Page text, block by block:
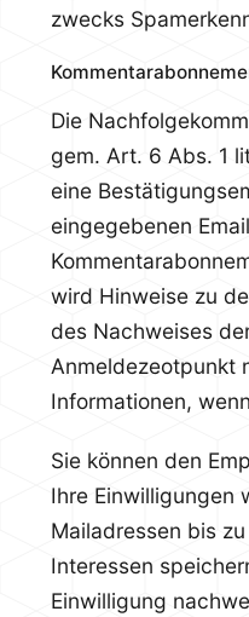
zwecks
Die
gem. Art. 6 Abs. 1
eine
eingegebenen
wird Hinweise zu
des Nachweises
Anmeldezeotpunkt
Informationen,
Sie können den
Ihre Einwilligungen
Mailadressen bis
Interessen
Einwilligung